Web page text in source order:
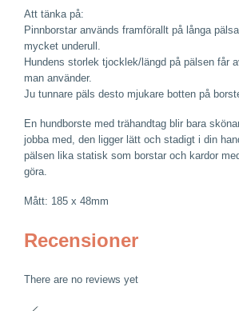
Att tänka på:
Pinnborstar används framförallt på långa
mycket underull.
Hundens storlek tjocklek/längd på pälsen får
man använder.
Ju tunnare päls desto mjukare botten på
En hundborste med trähandtag blir bara
jobba med, den ligger lätt och stadigt i din
pälsen lika statisk som borstar och kardor
göra.
Mått: 185 x 48mm
Recensioner
There are no reviews yet